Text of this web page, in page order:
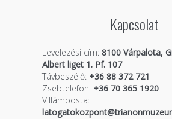
Kapcsolat
Levelezési cím: 8100 Várpalota,
Albert liget 1. Pf. 107
Távbeszélő:+36 88 372 721
Zsebtelefon:+36 70 365 1920
Villámposta: